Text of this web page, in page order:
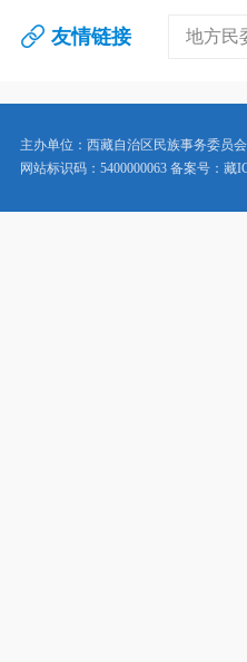
友情链接 地方民
主办单位：西藏自治区民族事务委员
网站标识码：5400000063 备案号：藏